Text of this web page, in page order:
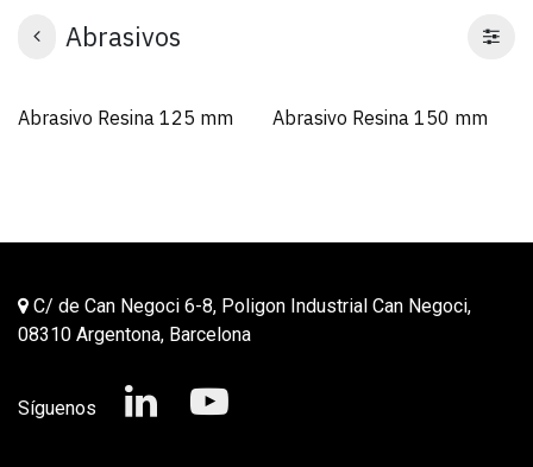
Abrasivos
Abrasivo Resina 125 mm Abrasivo Resina 150 mm
C/ de Can Negoci 6-8, Poligon Industrial Can Negoci,
08310 Argentona, Barcelona
Síguenos